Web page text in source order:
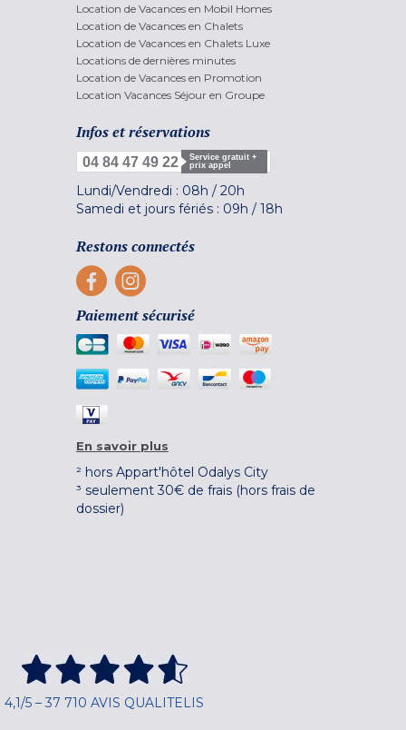
Location de Vacances en Mobil Homes
Location de Vacances en Chalets
Location de Vacances en Chalets Luxe
Locations de dernières minutes
Location de Vacances en Promotion
Location Vacances Séjour en Groupe
Infos et réservations
04 84 47 49 22
Service gratuit +
prix appel
Lundi/Vendredi : 08h / 20h
Samedi et jours fériés : 09h / 18h
Restons connectés
Paiement sécurisé
En savoir plus
² hors Appart'hôtel Odalys City
³ seulement 30€ de frais (hors frais de
dossier)
4,1/5 – 37 710 AVIS QUALITELIS